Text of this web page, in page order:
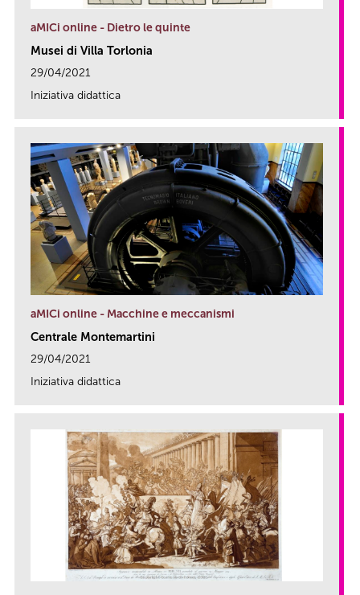
aMICi online - Dietro le quinte
Musei di Villa Torlonia
29/04/2021
Iniziativa didattica
aMICi online - Macchine e meccanismi
Centrale Montemartini
29/04/2021
Iniziativa didattica